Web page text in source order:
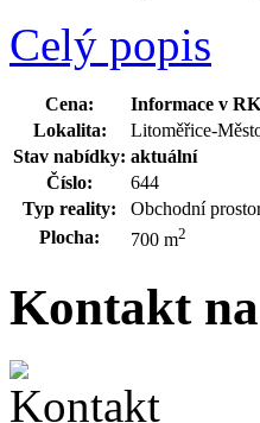
Celý popis
Cena:
Informace v RK
Lokalita:
Litoměřice-
Stav nabídky: aktuální
Číslo:
644
Typ reality:
Obchodní
Plocha:
700 m2
Kontakt